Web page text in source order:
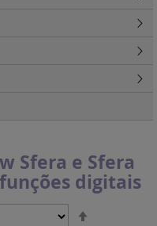
Sfera e Sfera
digitais